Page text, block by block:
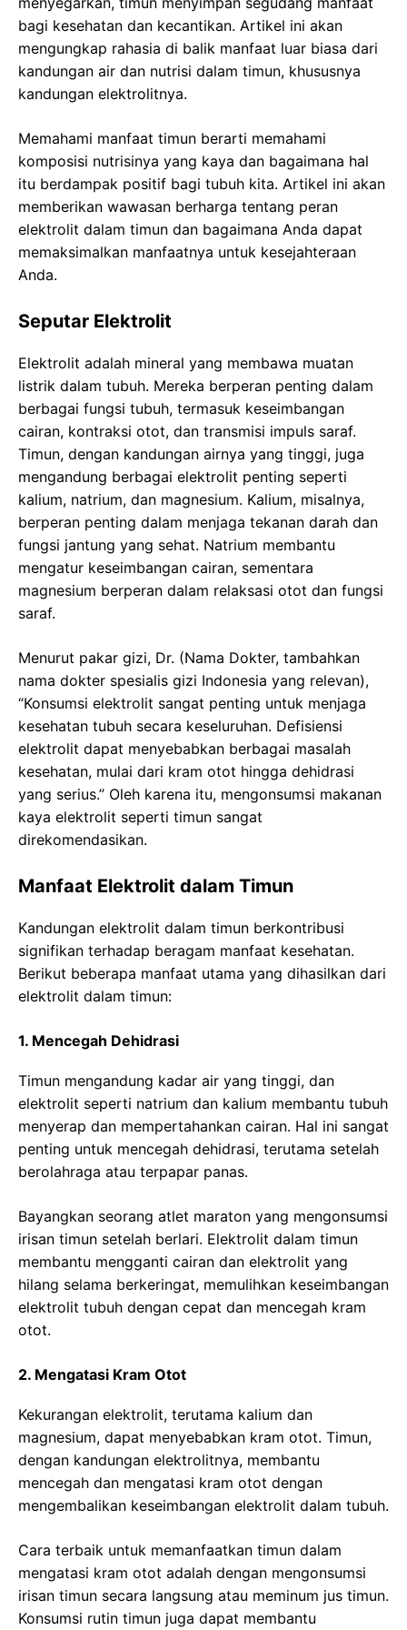
bagi kesehatan dan kecantikan. Artikel ini akan
mengungkap rahasia di balik manfaat luar biasa dari
kandungan air dan nutrisi dalam timun, khususnya
kandungan elektrolitnya.
Memahami manfaat timun berarti memahami
komposisi nutrisinya yang kaya dan bagaimana hal
itu berdampak positif bagi tubuh kita. Artikel ini akan
memberikan wawasan berharga tentang peran
elektrolit dalam timun dan bagaimana Anda dapat
memaksimalkan manfaatnya untuk kesejahteraan
Anda.
Seputar Elektrolit
Elektrolit adalah mineral yang membawa muatan
listrik dalam tubuh. Mereka berperan penting dalam
berbagai fungsi tubuh, termasuk keseimbangan
cairan, kontraksi otot, dan transmisi impuls saraf.
Timun, dengan kandungan airnya yang tinggi, juga
mengandung berbagai elektrolit penting seperti
kalium, natrium, dan magnesium. Kalium, misalnya,
berperan penting dalam menjaga tekanan darah dan
fungsi jantung yang sehat. Natrium membantu
mengatur keseimbangan cairan, sementara
magnesium berperan dalam relaksasi otot dan fungsi
saraf.
Menurut pakar gizi, Dr. (Nama Dokter, tambahkan
nama dokter spesialis gizi Indonesia yang relevan),
“Konsumsi elektrolit sangat penting untuk menjaga
kesehatan tubuh secara keseluruhan. Defisiensi
elektrolit dapat menyebabkan berbagai masalah
kesehatan, mulai dari kram otot hingga dehidrasi
yang serius.” Oleh karena itu, mengonsumsi makanan
kaya elektrolit seperti timun sangat
direkomendasikan.
Manfaat Elektrolit dalam Timun
Kandungan elektrolit dalam timun berkontribusi
signifikan terhadap beragam manfaat kesehatan.
Berikut beberapa manfaat utama yang dihasilkan dari
elektrolit dalam timun:
1. Mencegah Dehidrasi
Timun mengandung kadar air yang tinggi, dan
elektrolit seperti natrium dan kalium membantu tubuh
menyerap dan mempertahankan cairan. Hal ini sangat
penting untuk mencegah dehidrasi, terutama setelah
berolahraga atau terpapar panas.
Bayangkan seorang atlet maraton yang mengonsumsi
irisan timun setelah berlari. Elektrolit dalam timun
membantu mengganti cairan dan elektrolit yang
hilang selama berkeringat, memulihkan keseimbangan
elektrolit tubuh dengan cepat dan mencegah kram
otot.
2. Mengatasi Kram Otot
Kekurangan elektrolit, terutama kalium dan
magnesium, dapat menyebabkan kram otot. Timun,
dengan kandungan elektrolitnya, membantu
mencegah dan mengatasi kram otot dengan
mengembalikan keseimbangan elektrolit dalam tubuh.
Cara terbaik untuk memanfaatkan timun dalam
mengatasi kram otot adalah dengan mengonsumsi
irisan timun secara langsung atau meminum jus timun.
Konsumsi rutin timun juga dapat membantu